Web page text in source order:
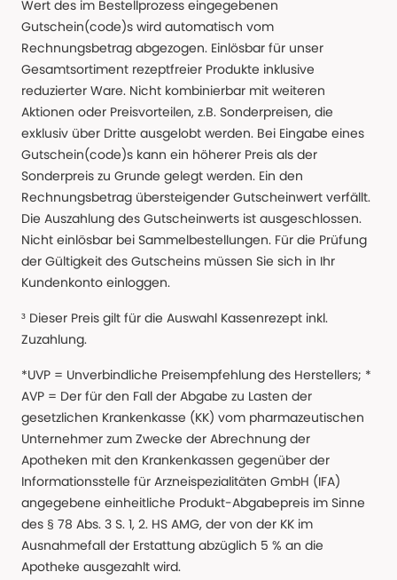
Wert des im Bestellprozess eingegebenen
Gutschein(code)s wird automatisch vom
Rechnungsbetrag abgezogen. Einlösbar für unser
Gesamtsortiment rezeptfreier Produkte inklusive
reduzierter Ware. Nicht kombinierbar mit weiteren
Aktionen oder Preisvorteilen, z.B. Sonderpreisen, die
exklusiv über Dritte ausgelobt werden. Bei Eingabe eines
Gutschein(code)s kann ein höherer Preis als der
Sonderpreis zu Grunde gelegt werden. Ein den
Rechnungsbetrag übersteigender Gutscheinwert verfällt.
Die Auszahlung des Gutscheinwerts ist ausgeschlossen.
Nicht einlösbar bei Sammelbestellungen. Für die Prüfung
der Gültigkeit des Gutscheins müssen Sie sich in Ihr
Kundenkonto einloggen.
³ Dieser Preis gilt für die Auswahl Kassenrezept inkl.
Zuzahlung.
*UVP = Unverbindliche Preisempfehlung des Herstellers; *
AVP = Der für den Fall der Abgabe zu Lasten der
gesetzlichen Krankenkasse (KK) vom pharmazeutischen
Unternehmer zum Zwecke der Abrechnung der
Apotheken mit den Krankenkassen gegenüber der
Informationsstelle für Arzneispezialitäten GmbH (IFA)
angegebene einheitliche Produkt-Abgabepreis im Sinne
des § 78 Abs. 3 S. 1, 2. HS AMG, der von der KK im
Ausnahmefall der Erstattung abzüglich 5 % an die
Apotheke ausgezahlt wird.